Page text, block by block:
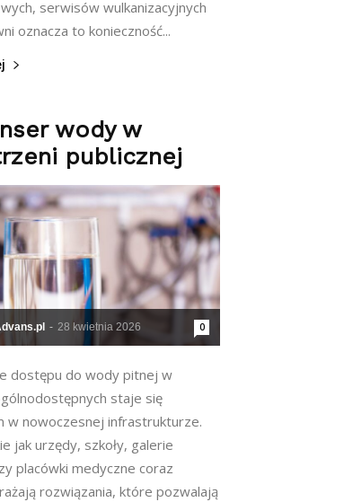
serwisów wulkanizacyjnych
oznacza to konieczność...
wody w
publicznej
- 28 kwietnia 2026 0
dostępu do wody pitnej w
staje się
w nowoczesnej infrastrukturze.
jak urzędy, szkoły, galerie
placówki medyczne coraz
rozwiązania, które pozwalają